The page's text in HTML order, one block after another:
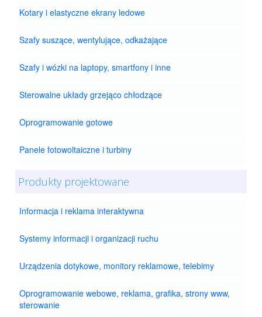
Kotary i elastyczne ekrany ledowe
Szafy suszące, wentylujące, odkażające
Szafy i wózki na laptopy, smartfony i inne
Sterowalne układy grzejąco chłodzące
Oprogramowanie gotowe
Panele fotowoltaiczne i turbiny
Produkty projektowane
Informacja i reklama interaktywna
Systemy informacji i organizacji ruchu
Urządzenia dotykowe, monitory reklamowe, telebimy
Oprogramowanie webowe, reklama, grafika, strony www,
sterowanie